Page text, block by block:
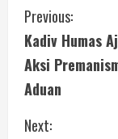
C
o
n
t
Previous:
Kadiv Humas
Aksi
Aduan
Next: